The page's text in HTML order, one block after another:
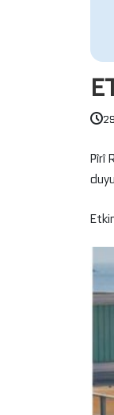
Pîrî